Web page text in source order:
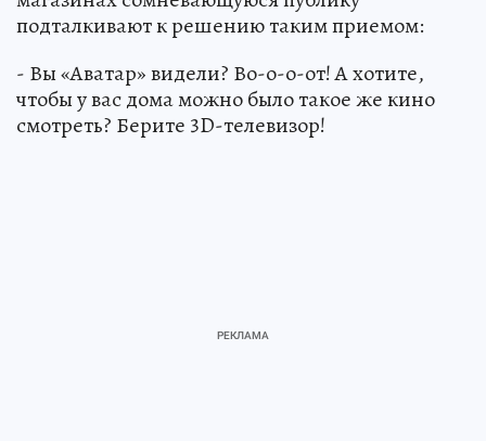
подталкивают к решению таким приемом:
- Вы «Аватар» видели? Во-о-о-от! А хотите,
чтобы у вас дома можно было такое же кино
смотреть? Берите 3D-телевизор!